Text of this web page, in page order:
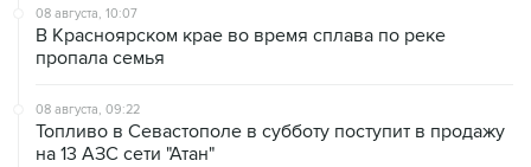
08 августа, 10:07
В Красноярском крае во время сплава по реке
пропала семья
08 августа, 09:22
Топливо в Севастополе в субботу поступит в продажу
на 13 АЗС сети "Атан"